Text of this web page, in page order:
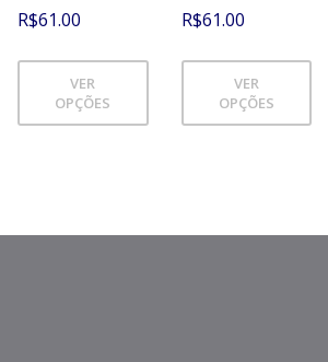
de 5
R$61.00
VER
OPÇÕES
de 5
R$61.00
VER
OPÇÕES